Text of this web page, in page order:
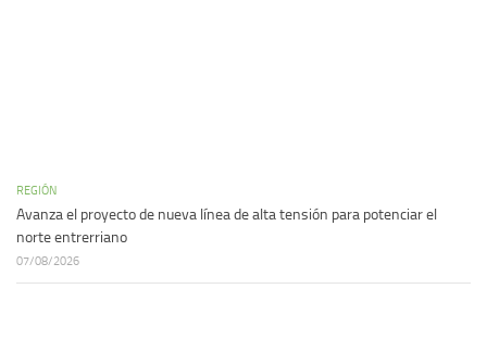
REGIÓN
Avanza el proyecto de nueva línea de alta tensión para potenciar el
norte entrerriano
07/08/2026